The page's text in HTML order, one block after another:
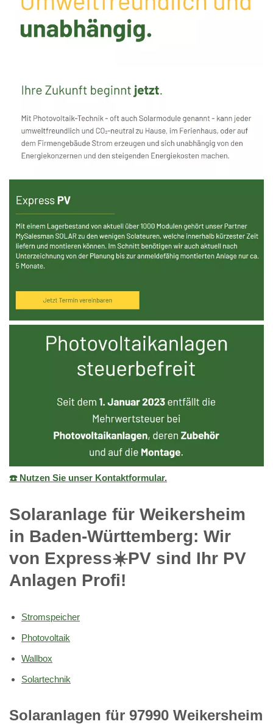
☎️ Nutzen Sie unser Kontaktformular.
Solaranlage für Weikersheim
in Baden-Württemberg: Wir
von Express☀️PV️ sind Ihr PV
Anlagen Profi!
Stromspeicher
Photovoltaik
Wallbox
Solartechnik
Solaranlagen für 97990 Weikersheim